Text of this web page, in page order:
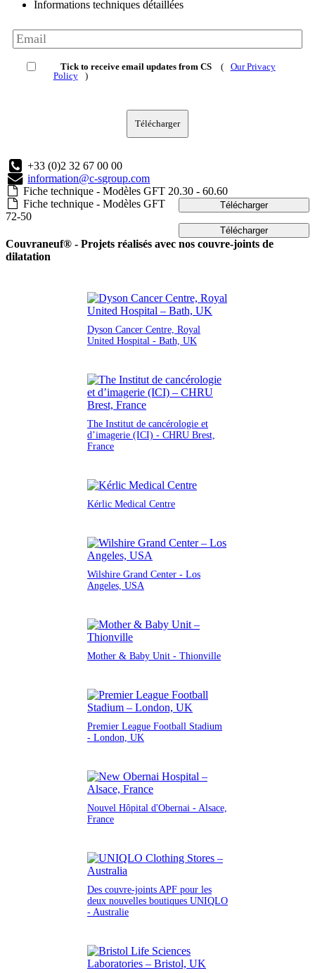
Informations techniques détaillées
Tick to receive email updates from CS (
Our Privacy
Policy
)
Télécharger
+33 (0)2 32 67 00 00
information@c-sgroup.com
Fiche technique - Modèles GFT 20.30 - 60.60
Télécharger
Fiche technique - Modèles GFT
72-50
Télécharger
Couvraneuf® - Projets réalisés avec nos couvre-joints de
dilatation
Dyson Cancer Centre, Royal
United Hospital - Bath, UK
The Institut de cancérologie et
d’imagerie (ICI) - CHRU Brest,
France
Kérlic Medical Centre
Wilshire Grand Center - Los
Angeles, USA
Mother & Baby Unit - Thionville
Premier League Football Stadium
- London, UK
Nouvel Hôpital d'Obernai - Alsace,
France
Des couvre-joints APF pour les
deux nouvelles boutiques UNIQLO
- Australie